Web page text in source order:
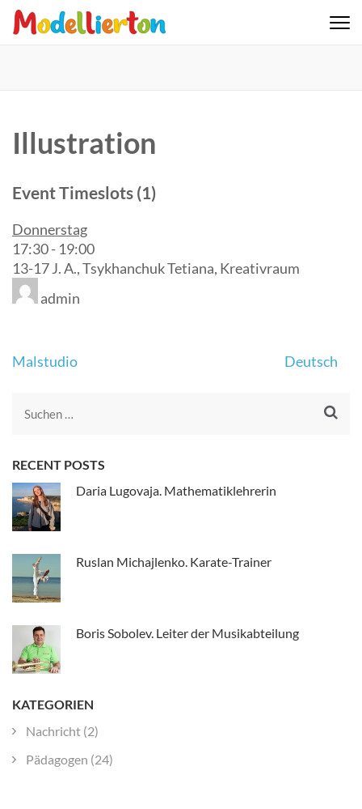
Skip
Illustration
Event Timeslots (1)
Donnerstag
17:30- 19:00
13-17 J. A., Tsykhanchuk Tetiana, Kreativraum
admin
Beitrags-
Malstudio Deutsch
Suche
RECENT POSTS
Daria Lugovaja. Mathematiklehrerin
Ruslan Michajlenko. Karate-Trainer
Boris Sobolev. Leiter der Musikabteilung
KATEGORIEN
Nachricht (2)
Pädagogen (24)